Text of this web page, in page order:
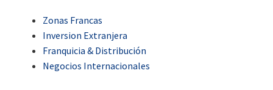
Zonas Francas
Inversion Extranjera
Franquicia & Distribución
Negocios Internacionales